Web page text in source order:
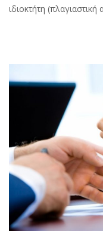
ιδιοκτήτη (πλαγιαστική